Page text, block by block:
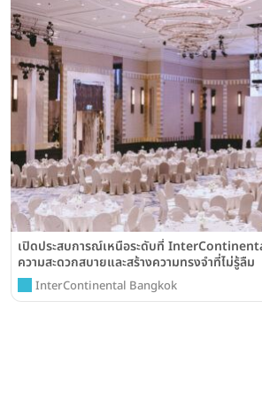
เปิดประสบการณ์เหนือระดับที่
ความสะดวกสบายและสร้างความทรงจำที่ไม่รู้ลืม
InterContinental Bangkok